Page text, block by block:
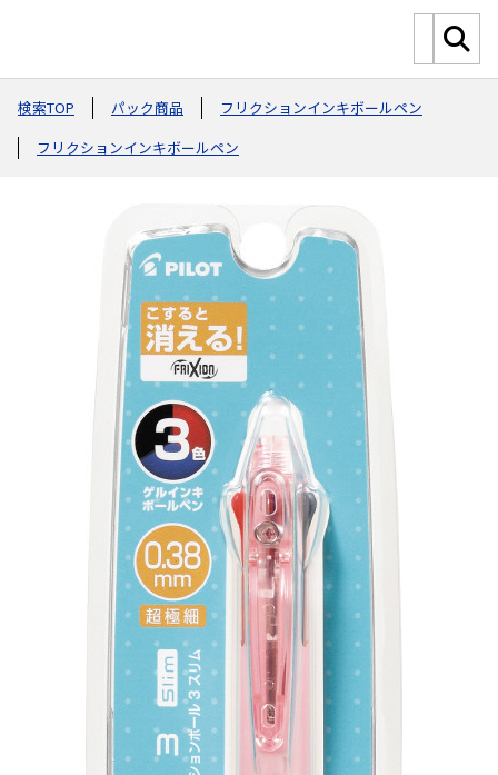
検索TOP パック商品
フリクションインキボールペン
フリクションインキボールペン